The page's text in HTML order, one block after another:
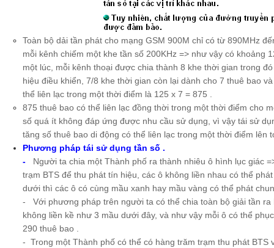
Toàn bộ dải tần phát cho mạng GSM 900M chỉ có từ 890MHz
mỗi kênh chiếm một khe tần số 200KHz => như vậy có khoảng
một lúc, mỗi kênh thoại được chia thành 8 khe thời gian trong
hiệu điều khiển, 7/8 khe thời gian còn lại dành cho 7 thuê bao
thể liên lạc trong một thời điểm là 125 x 7 = 875 .
875 thuê bao có thể liên lạc đồng thời trong một thời điểm cho
số quá ít không đáp ứng được nhu cầu sử dụng, vì vậy tái sử
tăng số thuê bao di động có thể liên lạc trong một thời điểm lên
Phương pháp tái sử dụng tần số .
- Người ta chia một Thành phố ra thành nhiêu ô hình lục giác
trạm BTS để thu phát tín hiệu, các ô không liền nhau có thể
dưới thì các ô có cùng mầu xanh hay mầu vàng có thể phát
- Với phương pháp trên người ta có thể chia toàn bộ giải tần ra
không liền kề như 3 mầu dưới đây, và như vậy mỗi ô có thể
290 thuê bao .
- Trong một Thành phố có thể có hàng trăm trạm thu phát BTS